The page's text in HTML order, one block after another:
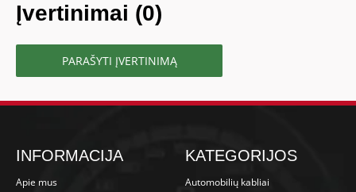
Įvertinimai (0)
PARAŠYTI ĮVERTINIMĄ
INFORMACIJA
Apie mus
KATEGORIJOS
Automobilių kabliai